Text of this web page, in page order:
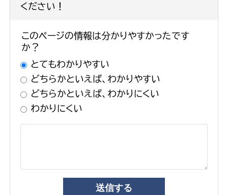
ください！
このページの情報は分かりやすかったです
か？
とてもわかりやすい
どちらかといえば、わかりやすい
どちらかといえば、わかりにくい
わかりにくい